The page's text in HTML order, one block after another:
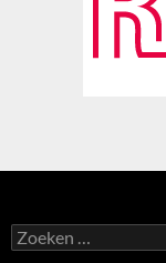
Zoeken
naar: